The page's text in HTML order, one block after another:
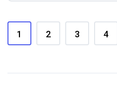
1 2 3 4